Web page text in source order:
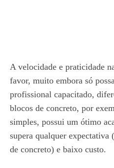
A velocidade e praticidade
favor, muito embora só
profissional capacitado,
blocos de concreto, por
simples, possui um ótimo
supera qualquer expectativa
de concreto) e baixo custo.